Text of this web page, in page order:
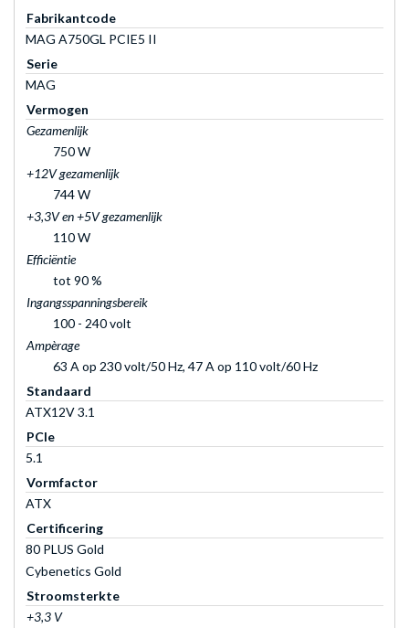
Fabrikantcode
MAG A750GL PCIE5 II
Serie
MAG
Vermogen
Gezamenlijk
750 W
+12V gezamenlijk
744 W
+3,3V en +5V gezamenlijk
110 W
Efficiëntie
tot 90 %
Ingangsspanningsbereik
100 - 240 volt
Ampèrage
63 A op 230 volt/50 Hz, 47 A op 110 volt/60 Hz
Standaard
ATX12V 3.1
PCIe
5.1
Vormfactor
ATX
Certificering
80 PLUS Gold
Cybenetics Gold
Stroomsterkte
+3,3 V